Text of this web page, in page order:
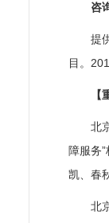
咨
提
目。
北
障服务
凯、春
北